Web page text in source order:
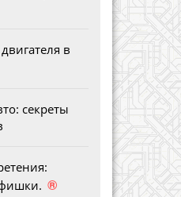
в
секреты
®